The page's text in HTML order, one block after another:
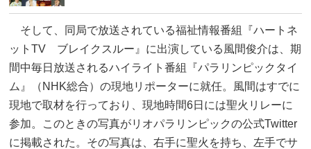
そして、同局で放送されている福祉情報番組『ハートネ
ットTV ブレイクスルー』に出演している風間俊介は、期
間中毎日放送されるハイライト番組『パラリンピックタイ
ム』（NHK総合）の現地リポーターに就任。風間はすでに
現地で取材を行っており、現地時間6日には聖火リレーに
参加。このときの写真がリオパラリンピックの公式Twitter
に掲載された。その写真は、右手に聖火を持ち、左手でサ